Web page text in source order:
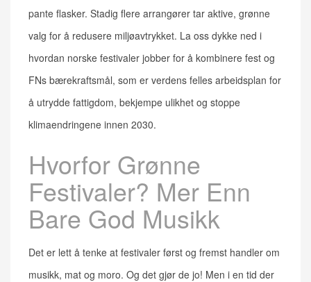
pante flasker. Stadig flere arrangører tar aktive, grønne
valg for å redusere miljøavtrykket. La oss dykke ned i
hvordan norske festivaler jobber for å kombinere fest og
FNs bærekraftsmål, som er verdens felles arbeidsplan for
å utrydde fattigdom, bekjempe ulikhet og stoppe
klimaendringene innen 2030.
Hvorfor Grønne
Festivaler? Mer Enn
Bare God Musikk
Det er lett å tenke at festivaler først og fremst handler om
musikk, mat og moro. Og det gjør de jo! Men i en tid der